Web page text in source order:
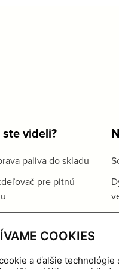
COOKIES
a ďalšie technológie
videli?
paliva do skladu
pre pitnú